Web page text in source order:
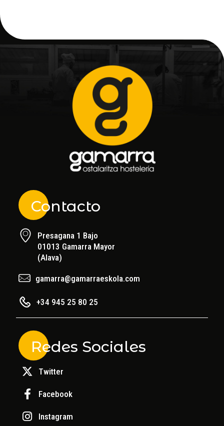
Contacto
Presagana 1 Bajo
01013 Gamarra Mayor
(Alava)
gamarra@gamarraeskola.com
+34 945 25 80 25
Redes Sociales
Twitter
Facebook
Instagram